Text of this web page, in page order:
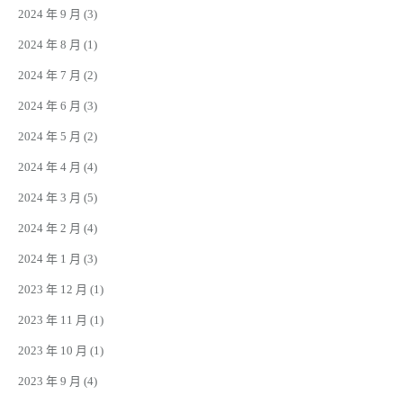
2024 年 9 月 (3)
2024 年 8 月 (1)
2024 年 7 月 (2)
2024 年 6 月 (3)
2024 年 5 月 (2)
2024 年 4 月 (4)
2024 年 3 月 (5)
2024 年 2 月 (4)
2024 年 1 月 (3)
2023 年 12 月 (1)
2023 年 11 月 (1)
2023 年 10 月 (1)
2023 年 9 月 (4)